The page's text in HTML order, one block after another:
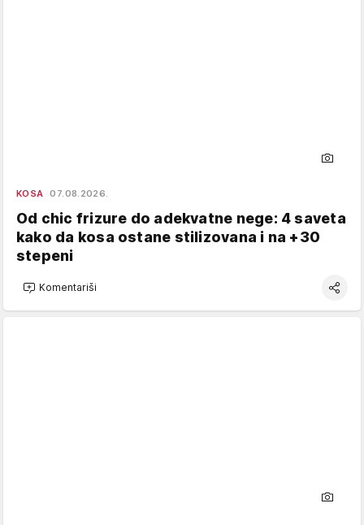
KOSA 07.08.2026.
Od chic frizure do adekvatne nege: 4 saveta
kako da kosa ostane stilizovana i na +30
stepeni
Komentariši